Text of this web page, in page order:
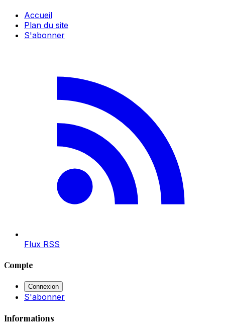
Accueil
Plan du site
S'abonner
Flux RSS
Compte
Connexion
S'abonner
Informations